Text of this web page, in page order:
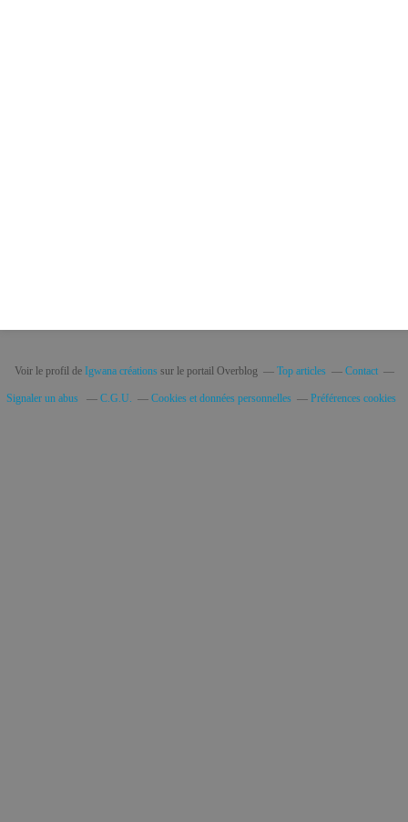
Voir le profil de Igwana créationssur le portail Overblog Top articles Contact
Signaler un abus C.G.U. Cookies et données personnelles Préférences cookies